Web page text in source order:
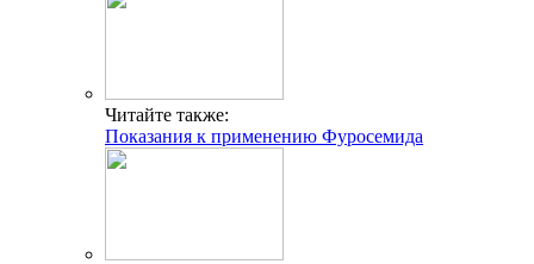
Читайте также:
Показания к применению Фуросемида